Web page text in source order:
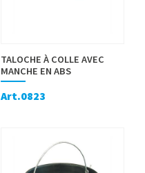
TALOCHE À COLLE AVEC
MANCHE EN ABS
Art.0823